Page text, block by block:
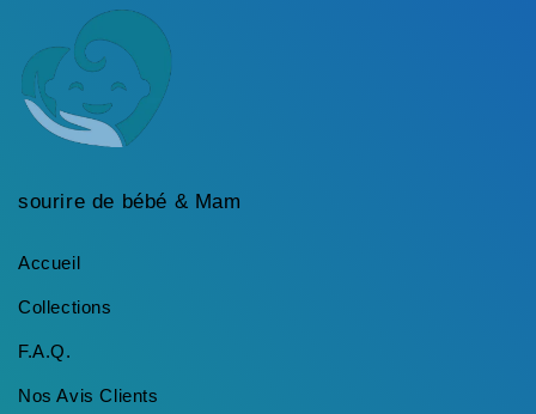
sourire de bébé & Mam
Accueil
Collections
F.A.Q.
Nos Avis Clients